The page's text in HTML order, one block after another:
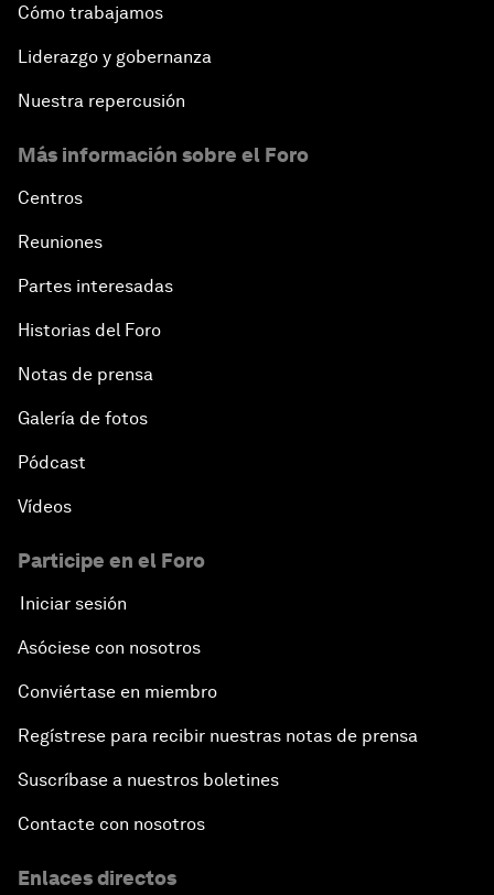
Cómo trabajamos
Liderazgo y gobernanza
Nuestra repercusión
Más información sobre el Foro
Centros
Reuniones
Partes interesadas
Historias del Foro
Notas de prensa
Galería de fotos
Pódcast
Vídeos
Participe en el Foro
Iniciar sesión
Asóciese con nosotros
Conviértase en miembro
Regístrese para recibir nuestras notas de prensa
Suscríbase a nuestros boletines
Contacte con nosotros
Enlaces directos